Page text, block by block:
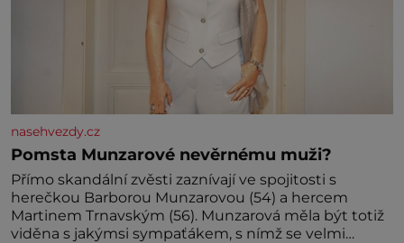
nasehvezdy.cz
Pomsta Munzarové nevěrnému muži?
Přímo skandální zvěsti zaznívají ve spojitosti s
herečkou Barborou Munzarovou (54) a hercem
Martinem Trnavským (56). Munzarová měla být totiž
viděna s jakýmsi sympaťákem, s nímž se velmi